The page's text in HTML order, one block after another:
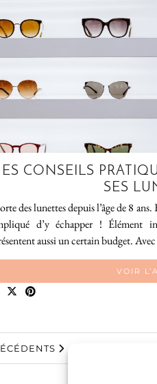
CONSEILS
SES
des lunettes depuis l’âge de 8
d’y échapper ! Élément
aussi un certain budget.
VOIR